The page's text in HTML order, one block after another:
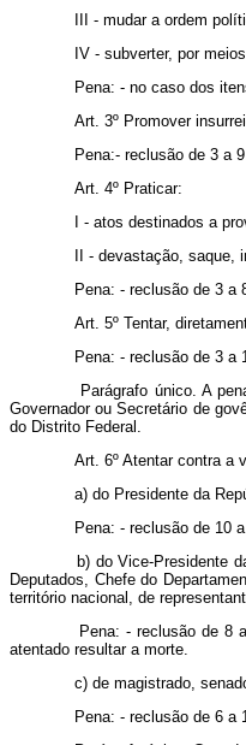
III - mudar a ordem
IV - subverter, por
Pena: - no caso dos
Art. 3º Promover
Pena:- reclusão de 3 a
Art. 4º Praticar:
I - atos destinados a
II - devastação,
Pena: - reclusão de 3 a
Art. 5º Tentar,
Pena: - reclusão de 3 a
Parágrafo único. A
Governador ou Secretário de
do Distrito Federal.
Art. 6º Atentar contra a
a) do Presidente da
Pena: - reclusão de 10
b) do Vice-Presidente
Deputados, Chefe do
território nacional, de
Pena: - reclusão de 8
atentado resultar a morte.
c) de magistrado,
Pena: - reclusão de 6 a